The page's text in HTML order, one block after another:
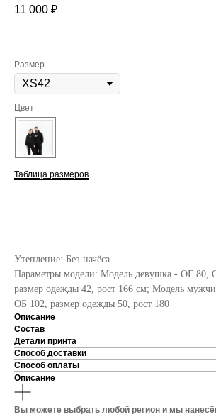
11 000 ₽
Размер
Цвет
Таблица размеров
Утепление: Без начёса
Параметры модели: Модель девушка - ОГ 80,
размер одежды 42, рост 166 см; Модель
ОБ 102, размер одежды 50, рост 180
Описание
Состав
Детали принта
Способ доставки
Способ оплаты
Описание
Вы можете выбрать любой регион и мы